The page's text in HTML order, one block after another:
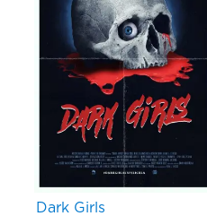
Dark Girls